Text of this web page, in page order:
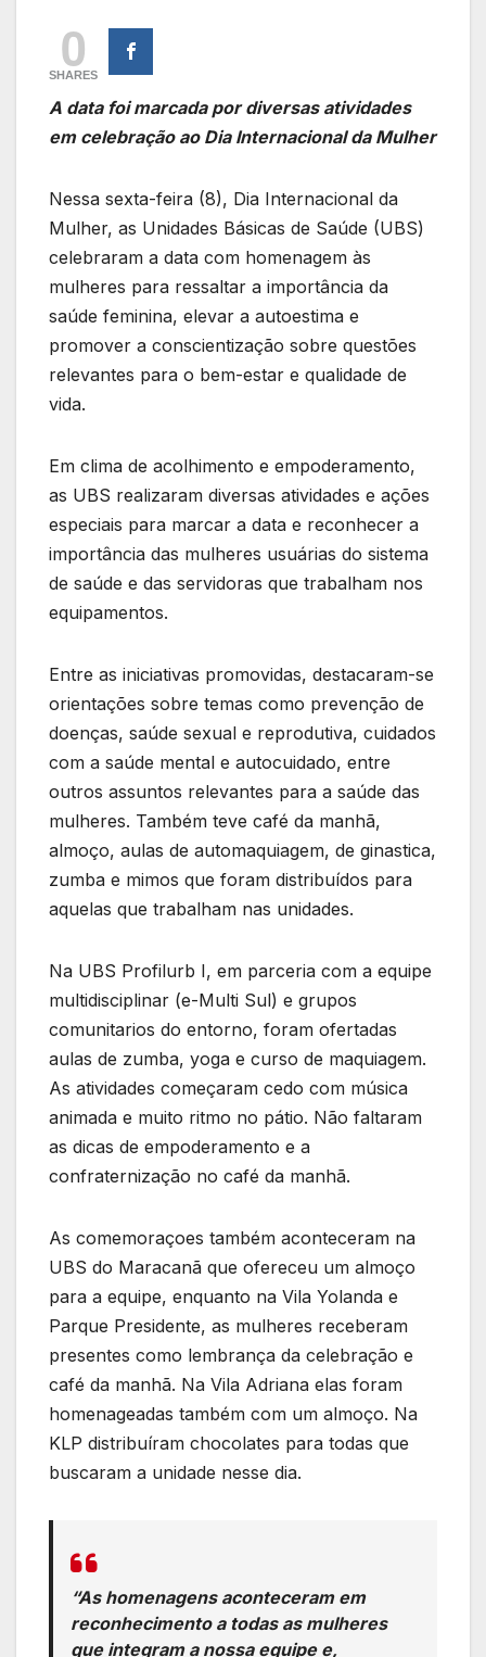
0
SHARES
A data foi marcada por diversas atividades
em celebração ao Dia Internacional da Mulher
Nessa sexta-feira (8), Dia Internacional da
Mulher, as Unidades Básicas de Saúde (UBS)
celebraram a data com homenagem às
mulheres para ressaltar a importância da
saúde feminina, elevar a autoestima e
promover a conscientização sobre questões
relevantes para o bem-estar e qualidade de
vida.
Em clima de acolhimento e empoderamento,
as UBS realizaram diversas atividades e ações
especiais para marcar a data e reconhecer a
importância das mulheres usuárias do sistema
de saúde e das servidoras que trabalham nos
equipamentos.
Entre as iniciativas promovidas, destacaram-se
orientações sobre temas como prevenção de
doenças, saúde sexual e reprodutiva, cuidados
com a saúde mental e autocuidado, entre
outros assuntos relevantes para a saúde das
mulheres. Também teve café da manhã,
almoço, aulas de automaquiagem, de ginastica,
zumba e mimos que foram distribuídos para
aquelas que trabalham nas unidades.
Na UBS Profilurb I, em parceria com a equipe
multidisciplinar (e-Multi Sul) e grupos
comunitarios do entorno, foram ofertadas
aulas de zumba, yoga e curso de maquiagem.
As atividades começaram cedo com música
animada e muito ritmo no pátio. Não faltaram
as dicas de empoderamento e a
confraternização no café da manhã.
As comemoraçoes também aconteceram na
UBS do Maracanã que ofereceu um almoço
para a equipe, enquanto na Vila Yolanda e
Parque Presidente, as mulheres receberam
presentes como lembrança da celebração e
café da manhã. Na Vila Adriana elas foram
homenageadas também com um almoço. Na
KLP distribuíram chocolates para todas que
buscaram a unidade nesse dia.
“As homenagens aconteceram em
reconhecimento a todas as mulheres
que integram a nossa equipe e,